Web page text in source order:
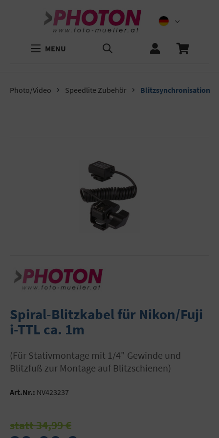
MENU
Photo/Video Speedlite Zubehör Blitzsynchronisation
Spiral-Blitzkabel für Nikon/Fuji
i-TTL ca. 1m
(für Stativmontage mit 1/4" Gewinde und
Blitzfuß zur Montage auf Blitzschienen)
Art.Nr.: NV423237
statt 34,99 €